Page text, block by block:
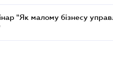
"Як малому бізнесу